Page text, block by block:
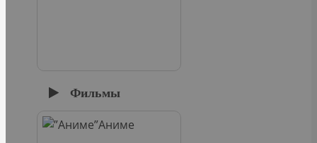
Фильмы
Аниме